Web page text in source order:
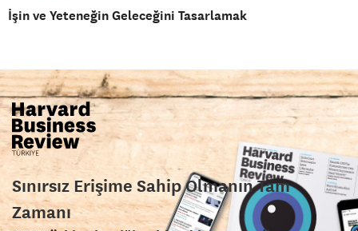
İşin ve Yeteneğin Geleceğini Tasarlamak
Sınırsız Erişime Sahip Olmanın Tam
Zamanı